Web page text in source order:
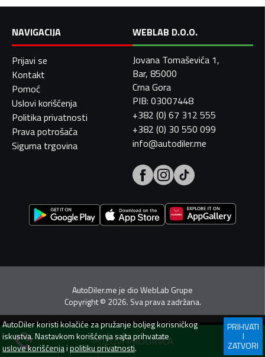
POZOVI PRODAVCA
NAVIGACIJA
Prijavi se
Kontakt
Pomoć
Uslovi korišćenja
Politika privatnosti
Prava potrošača
Sigurna trgovina
WEBLAB D.O.O.
Jovana Tomaševića 1,
Bar, 85000
Crna Gora
PIB: 03007448
+382 (0) 67 312 555
+382 (0) 30 550 099
info@autodiler.me
AutoDiler.me je dioWebLab Grupe
Copyright© 2026. Sva prava zadržana.
AutoDilerkoristi kolačiće za pružanje boljeg korisničkog
iskustva. Nastavkom korišćenja sajta prihvatate
uslove korišćenjaipolitiku privatnosti.
PRIHVATI
I
ZATVORI